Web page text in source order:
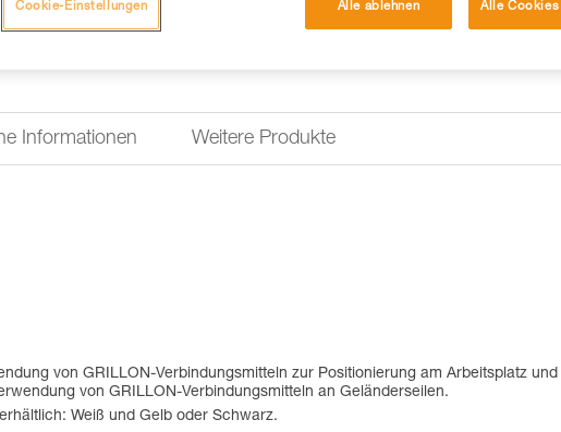
Informationen Weitere Produkte
von GRILLON-Verbindungsmitteln zur Positionierung am Arbeitsplatz
von GRILLON-Verbindungsmitteln an Geländerseilen.
Weiß und Gelb oder Schwarz.
Alle ablehnen Alle
Cookie-Einstellungen